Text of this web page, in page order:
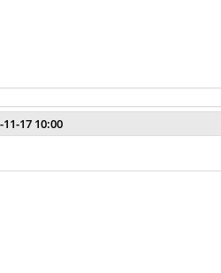
11-17 10:00